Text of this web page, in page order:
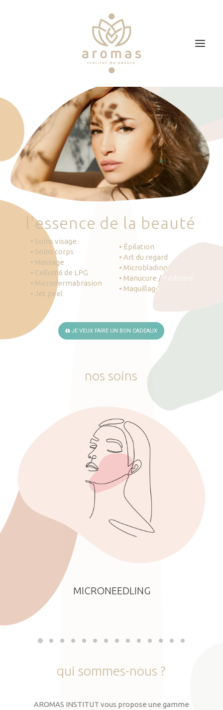
Soins
Je veux faire un bon cadeau
Plan d’accès
Prendre RDV
'essence de la beauté
• Soins visage
• Soins corps
• Massage
• Cellum6 de LPG
• Microdermabrasion
• Jet peel
• Épilation
• Art du regard
• Microblading
• Manucure / Pédicure
• Maquillage
JE VEUX FAIRE UN BON CADEAUX
nos soins
MICRONEEDLING
qui sommes-nous ?
AROMAS INSTITUT vous propose une gamme